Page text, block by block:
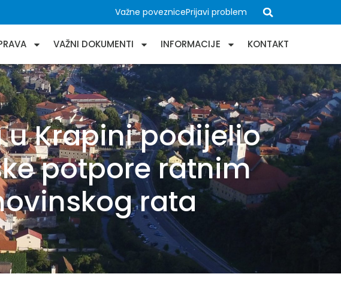
Važne poveznicePrijavi problem
VAŽNI DOKUMENTI INFORMACIJE KONTAKT
Krapini podijelio
potpore ratnim
rata